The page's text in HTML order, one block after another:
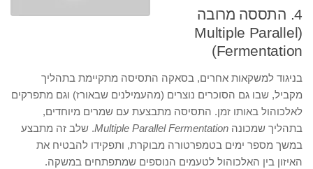
4. התססה מרובה
(Multiple Parallel
Fermentation)
בניגוד למשקאות אחרים, בסאקה התסיסה מתקיימת בתהליך
מקביל, שבו גם הסוכרים נוצרים (מהעמילנים שבאורז) וגם מתפרקים
לאלכוהול באותו זמן. התסיסה מתבצעת עם שמרים מיוחדים,
בתהליך שמכונה Multiple Parallel Fermentation. שלב זה מתבצע
במשך מספר ימים בטמפרטורה מבוקרת, ותפקידו להבטיח את
האיזון בין האלכוהול לטעמים הנוספים שמתפתחים במשקה.